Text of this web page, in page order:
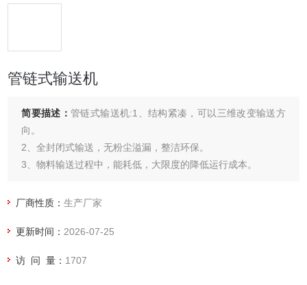
管链式输送机
简要描述：管链式输送机:1、结构紧凑，可以三维改变输送方
向。
2、全封闭式输送，无粉尘溢漏，整洁环保。
3、物料输送过程中，能耗低，大限度的降低运行成本。
m&amp;#179;/h。
6、无金属摩擦情况，大限度的降低噪音。
8、使用寿命长。
厂商性质：生产厂家
更新时间： 2026-07-25
访 问 量： 1707